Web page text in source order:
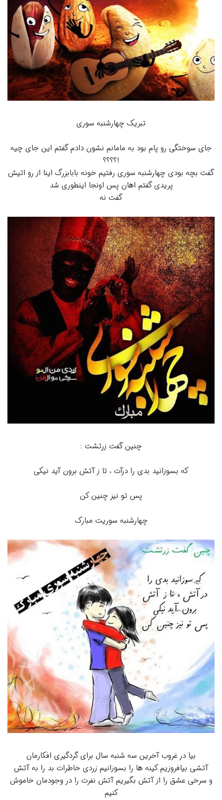
تبریک چهارشنبه سوری
جای سوختگی رو پام بود به مامانم نشون دادم گفتم این جای چیه
!؟؟؟؟
گفت بچه بودی چهارشنبه سوری رفتیم خونه بابابزرگ اینا از رو اتیش
پریدی گفتم اهان پس اونجا اینطوری شد
گفت نه
چنین گفت زرتشت :
که بسوزانید بدی را درآت ، تا ز آتش برون آید نیکی
پس تو نیز چنین کن
چهارشنبه سوریت مبارک
بیا در غروب آخرین سه شنبه سال برای گردگیری افکارمان
آتشی بیافروزیم کینه ها را بسوزانیم زردی خاطرات بد را به آتش
و سرخی عشق را از آتش بگیریم آتش نفرت را در وجودمان خاموش
کنیم